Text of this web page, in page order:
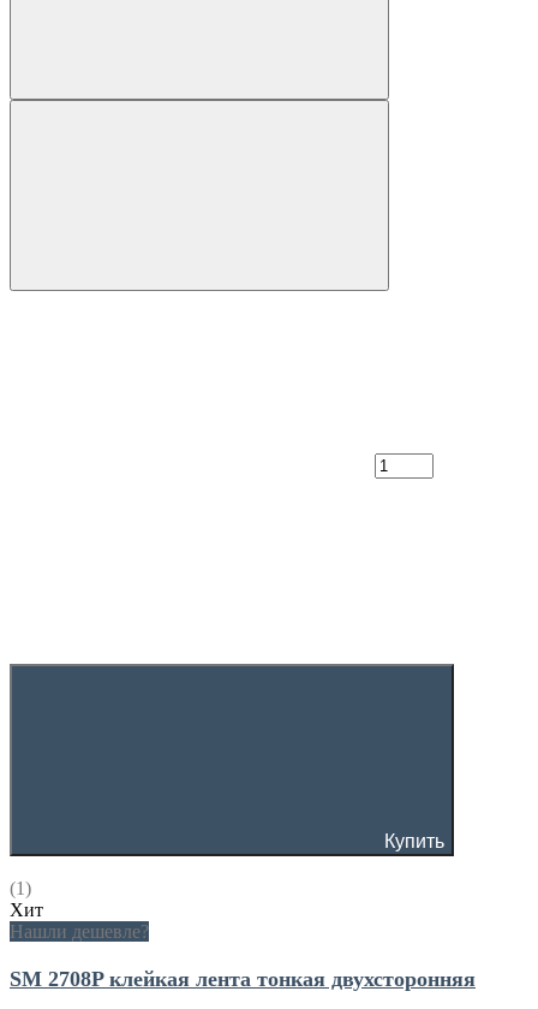
Купить
(1)
Хит
Нашли дешевле?
SM 2708P клейкая лента тонкая двухсторонняя